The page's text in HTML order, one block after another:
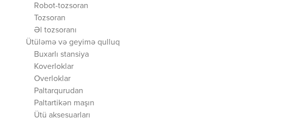
Robot-tozsoran
Tozsoran
Əl tozsoranı
Ütüləmə və geyimə qulluq
Buxarlı stansiya
Koverloklar
Overloklar
Paltarqurudan
Paltartikən maşın
Ütü aksesuarları